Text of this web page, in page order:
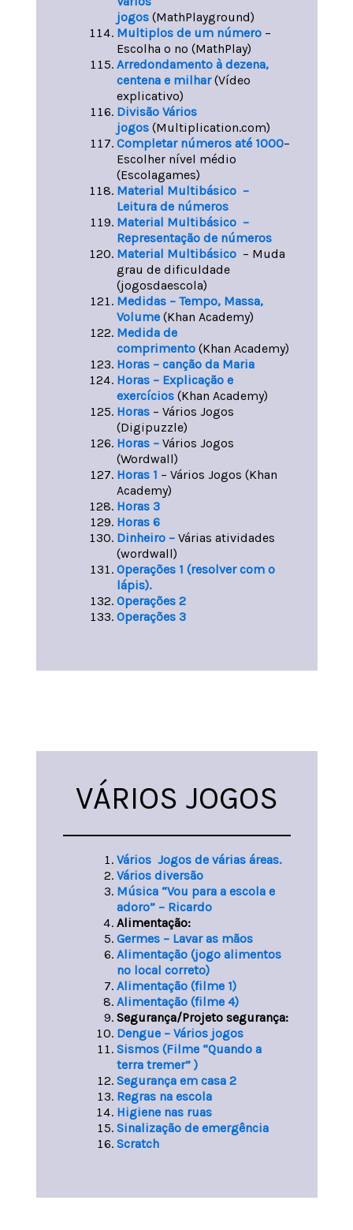
jogos(MathPlayground)
Multiplos de um número–
Escolha o nº (MathPlay)
Arredondamento à dezena,
centena e milhar(Vídeo
explicativo)
Divisão Vários
jogos(Multiplication.com)
Completar números até 1000–
Escolher nível médio
(Escolagames)
Material Multibásico –
Leitura de números
Material Multibásico –
Representação de números
Material Multibásico – Muda
grau de dificuldade
(jogosdaescola)
Medidas – Tempo, Massa,
Volume(Khan Academy)
Medida de
comprimento(Khan Academy)
Horas – canção da Maria
Horas – Explicação e
exercícios(Khan Academy)
Horas– Vários Jogos
(Digipuzzle)
Horas – Vários Jogos
(Wordwall)
Horas 1 – Vários Jogos (Khan
Academy)
Horas 3
Horas 6
Dinheiro –Várias atividades
(wordwall)
Operações 1 (resolver com o
lápis).
Operações 2
Operações 3
VÁRIOS JOGOS
Vários Jogos de várias áreas.
Vários diversão
Música “Vou para a escola e
adoro” – Ricardo
Alimentação:
Germes – Lavar as mãos
Alimentação (jogo alimentos
no local correto)
Alimentação (filme 1)
Alimentação (filme 4)
Segurança/Projeto segurança:
Dengue – Vários jogos
Sismos (Filme “Quando a
terra tremer” )
Segurança em casa 2
Regras na escola
Higiene nas ruas
Sinalização de emergência
Scratch